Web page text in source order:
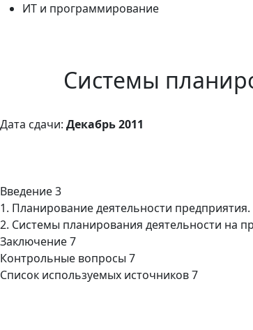
ИТ и программирование
Системы
Дата сдачи: Декабрь 2011
Введение 3
1. Планирование деятельности
2. Системы планирования деятельности на
Заключение 7
Контрольные вопросы 7
Список используемых источников 7